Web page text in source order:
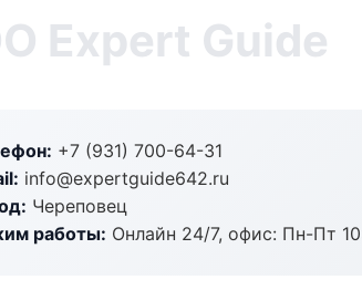
Expert Guide
+7 (931) 700-64-31
info@expertguide642.ru
Череповец
работы: Онлайн 24/7, офис: Пн-Пт